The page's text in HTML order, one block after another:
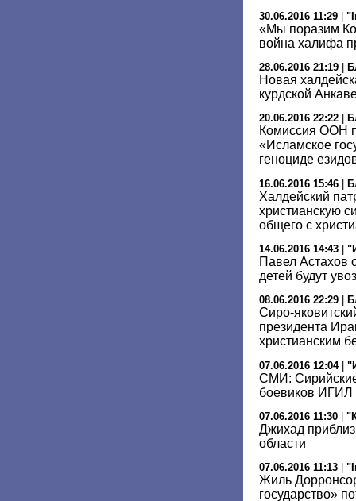
30.06.2016 11:29 |
«Мы поразим
война халифа
28.06.2016 21:19
Новая
курдской
20.06.2016 22:22
Комиссия ООН
«Исламское
геноциде
16.06.2016 15:46 |
Халдейский
христианскую
общего с
14.06.2016 14:43
Павел Астахов
детей будут
08.06.2016 22:29
Сиро-
президента
христианским
07.06.2016 12:04|
СМИ:
боевиков ИГИЛ
07.06.2016 11:30
Джихад
области
07.06.2016 11:13
Жиль
государство»